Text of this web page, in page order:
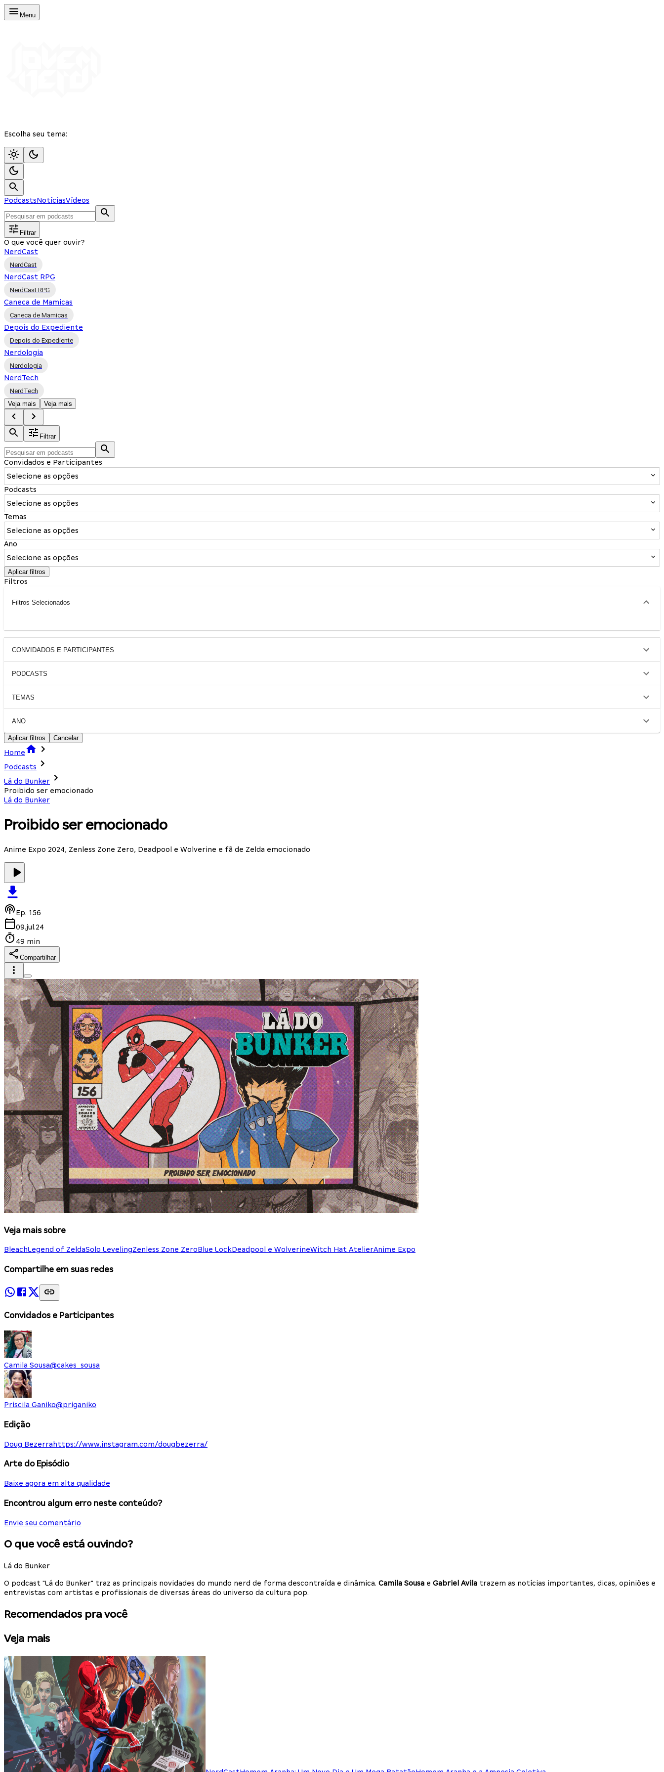
Menu
Escolha seu tema:
PodcastsNotíciasVídeos
Filtrar
O que você quer ouvir?
NerdCast
NerdCast
NerdCast RPG
NerdCast RPG
Caneca de Mamicas
Caneca de Mamicas
Depois do Expediente
Depois do Expediente
Nerdologia
Nerdologia
NerdTech
NerdTech
Veja mais
Veja mais
Filtrar
Convidados e Participantes
Selecione as opções
Podcasts
Selecione as opções
Temas
Selecione as opções
Ano
Selecione as opções
Aplicar filtros
Filtros
Filtros Selecionados
CONVIDADOS E PARTICIPANTES
PODCASTS
TEMAS
ANO
Aplicar filtros Cancelar
Home
Podcasts
Lá do Bunker
Proibido ser emocionado
Lá do Bunker
Proibido ser emocionado
Anime Expo 2024, Zenless Zone Zero, Deadpool e Wolverine e fã de Zelda emocionado
Ep. 156
09.jul.24
49 min
Compartilhar
Veja mais sobre
BleachLegend of ZeldaSolo LevelingZenless Zone ZeroBlue LockDeadpool e WolverineWitch Hat AtelierAnime Expo
Compartilhe em suas redes
Convidados e Participantes
Camila Sousa@cakes_sousa
Priscila Ganiko@priganiko
Edição
Doug Bezerra https://www.instagram.com/dougbezerra/
Arte do Episódio
Baixe agora em alta qualidade
Encontrou algum erro neste conteúdo?
Envie seu comentário
O que você está ouvindo?
Lá do Bunker
O podcast "Lá do Bunker" traz as principais novidades do mundo nerd de forma descontraída e dinâmica. Camila Sousa e Gabriel Avila trazem as notícias importantes, dicas, opiniões e
entrevistas com artistas e profissionais de diversas áreas do universo da cultura pop.
Recomendados pra você
Veja mais